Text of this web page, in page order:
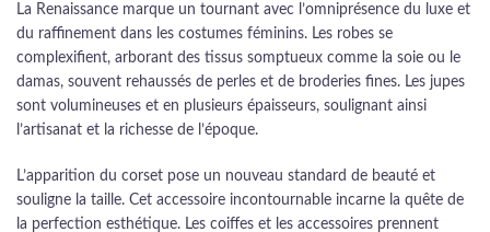
La Renaissance marque un tournant avec l’omniprésence du luxe et
du raffinement dans les costumes féminins. Les robes se
complexifient, arborant des tissus somptueux comme la soie ou le
damas, souvent rehaussés de perles et de broderies fines. Les jupes
sont volumineuses et en plusieurs épaisseurs, soulignant ainsi
l’artisanat et la richesse de l’époque.
L’apparition du corset pose un nouveau standard de beauté et
souligne la taille. Cet accessoire incontournable incarne la quête de
la perfection esthétique. Les coiffes et les accessoires prennent